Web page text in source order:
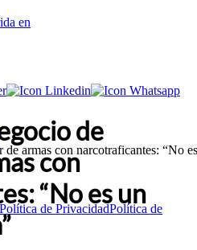
armas con narcotraficantes: “No es
Política de PrivacidadPolítica de
en
de
con
“No es un